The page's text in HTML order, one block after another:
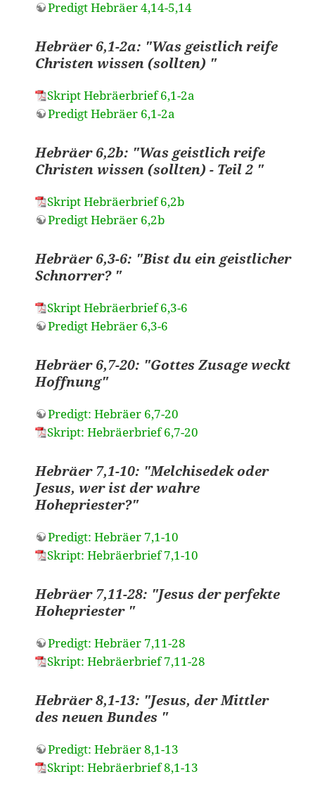
Predigt Hebräer 4,14-5,14
Hebräer 6,1-2a: "Was geistlich reife
Christen wissen (sollten) "
Skript Hebräerbrief 6,1-2a
Predigt Hebräer 6,1-2a
Hebräer 6,2b: "Was geistlich reife
Christen wissen (sollten) - Teil 2 "
Skript Hebräerbrief 6,2b
Predigt Hebräer 6,2b
Hebräer 6,3-6: "Bist du ein geistlicher
Schnorrer? "
Skript Hebräerbrief 6,3-6
Predigt Hebräer 6,3-6
Hebräer 6,7-20: "Gottes Zusage weckt
Hoffnung"
Predigt: Hebräer 6,7-20
Skript: Hebräerbrief 6,7-20
Hebräer 7,1-10: "Melchisedek oder
Jesus, wer ist der wahre
Hohepriester?"
Predigt: Hebräer 7,1-10
Skript: Hebräerbrief 7,1-10
Hebräer 7,11-28: "Jesus der perfekte
Hohepriester "
Predigt: Hebräer 7,11-28
Skript: Hebräerbrief 7,11-28
Hebräer 8,1-13: "Jesus, der Mittler
des neuen Bundes "
Predigt: Hebräer 8,1-13
Skript: Hebräerbrief 8,1-13